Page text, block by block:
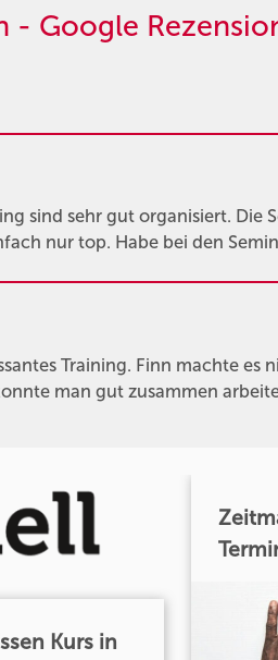
- Google
sind sehr gut organisiert. Die
nur top. Habe bei den
Training. Finn machte es
man gut zusammen
Kurs in